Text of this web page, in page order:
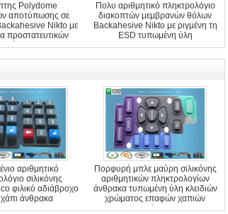
Polydome
αποτύπωσης σε
Nikto με
προστατευτικών
ESD
Πολυ αριθμητικό πληκτρολόγιο
διακοπτών μεμβρανών θόλων
Backahesive Nikto με ριγμένη τη
ESD τυπωμένη ύλη
αριθμητικό
σιλικόνης
φιλικό αδιάβροχο
άνθρακα
Πορφυρή μπλε μαύρη σιλικόνης
αριθμητικών πληκτρολογίων
άνθρακα τυπωμένη ύλη κλειδιών
χρώματος επαφών χαπιών
αγώγιμη